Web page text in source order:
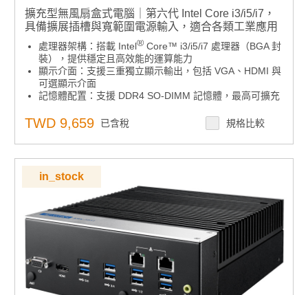
擴充型無風扇盒式電腦｜第六代 Intel Core i3/i5/i7，
具備擴展插槽與寬範圍電源輸入，適合各類工業應用
處理器架構：搭載 Intel® Core™ i3/i5/i7 處理器（BGA 封
裝），提供穩定且高效能的運算能力
顯示介面：支援三重獨立顯示輸出，包括 VGA、HDMI 與
可選顯示介面
記憶體配置：支援 DDR4 SO-DIMM 記憶體，最高可擴充
擴充插槽：提供彈性擴充選項，支援 PCI 及 PCIe x4 插
槽，滿足多樣應用需求
TWD 9,659 已含稅 規格比較
in_stock